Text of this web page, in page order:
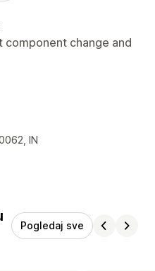
component change and
IN
Pogledaj sve